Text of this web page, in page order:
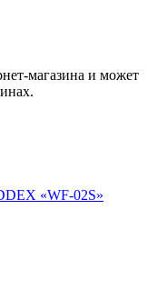
магазина и может
«WF-02S»